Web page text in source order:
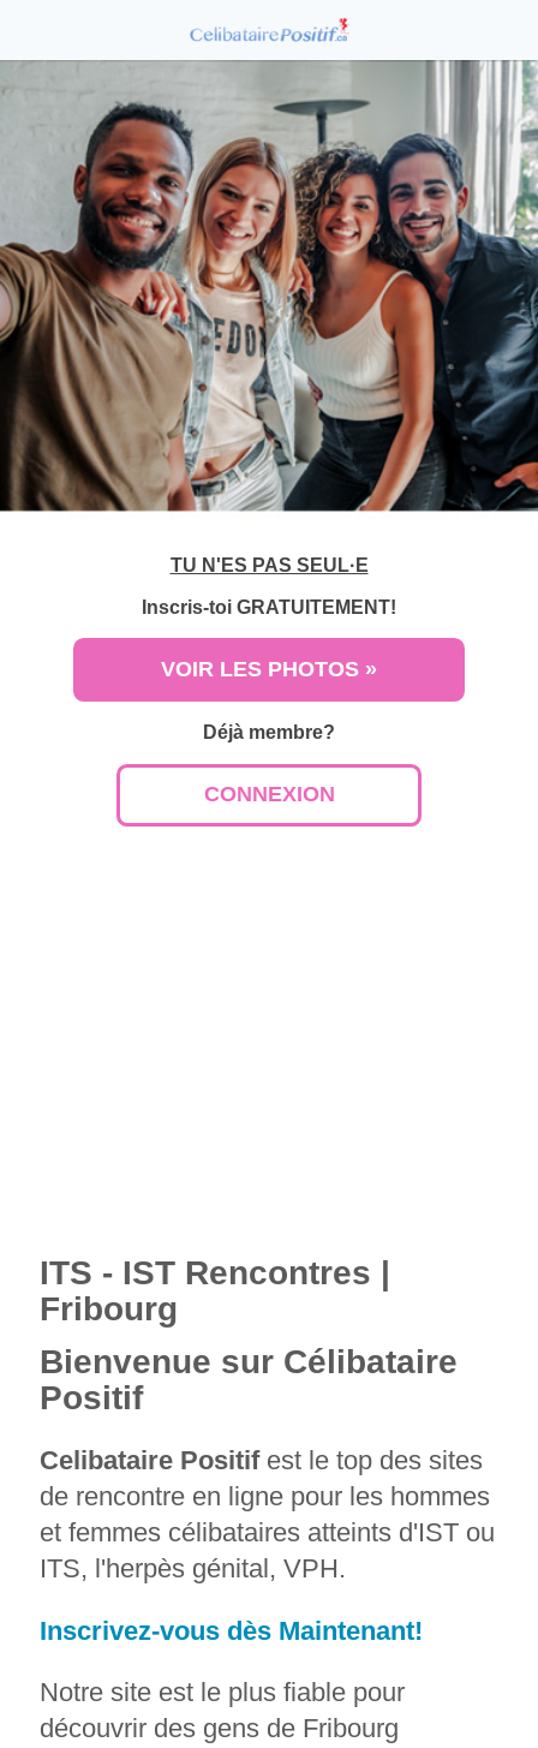
TU N'ES PAS SEUL·E
Inscris-toi GRATUITEMENT!
VOIR LES PHOTOS »
Déjà membre?
CONNEXION
ITS - IST Rencontres |
Fribourg
Bienvenue sur Célibataire
Positif
Celibataire Positif est le top des sites
de rencontre en ligne pour les hommes
et femmes célibataires atteints d'IST ou
ITS, l'herpès génital, VPH.
Inscrivez-vous dès Maintenant!
Notre site est le plus fiable pour
découvrir des gens de Fribourg